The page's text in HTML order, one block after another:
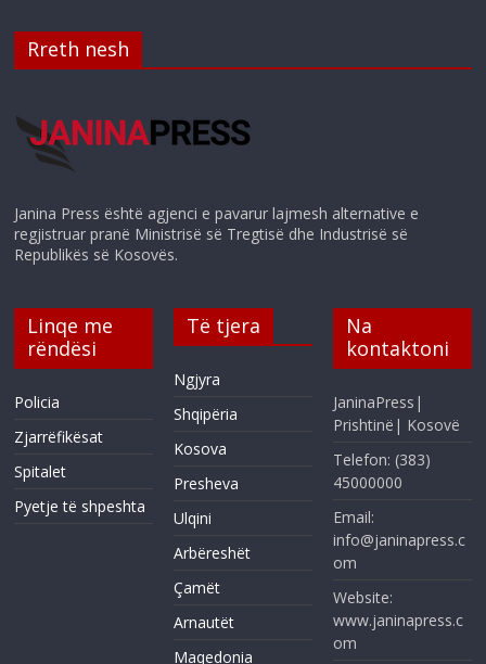
Rreth nesh
Janina Press është agjenci e pavarur lajmesh alternative e
regjistruar pranë Ministrisë së Tregtisë dhe Industrisë së
Republikës së Kosovës.
Linqe me
rëndësi
Policia
Zjarrëfikësat
Spitalet
Pyetje të shpeshta
Të tjera
Ngjyra
Shqipëria
Kosova
Presheva
Ulqini
Arbëreshët
Çamët
Arnautët
Maqedonia
Na
kontaktoni
JaninaPress|
Prishtinë| Kosovë
Telefon: (383)
45000000
Email:
info@janinapress.c
om
Website:
www.janinapress.c
om